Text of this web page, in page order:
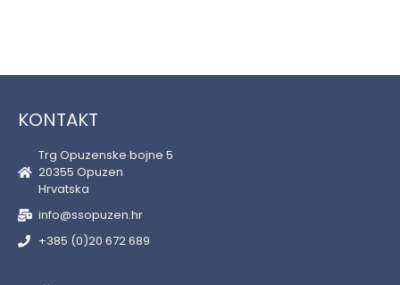
KONTAKT
Trg Opuzenske bojne 5
20355 Opuzen
Hrvatska
info@ssopuzen.hr
+385 (0)20 672 689